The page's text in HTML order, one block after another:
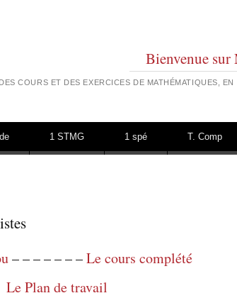
Bienvenue
DES COURS ET DES EXERCICES DE MATHÉMATIQUES,
1 STMG 1 spé T. Comp
– – – – – – –Le cours complété
Le Plan de travail